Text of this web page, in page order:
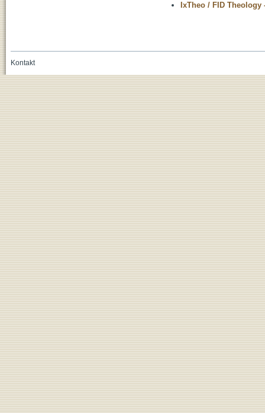
IxTheo / FID Theology
Kontakt